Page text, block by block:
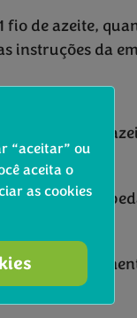
fio de azeite,
instruções da
o
corte em
com sal e
“aceitar” ou
aceita o
as cookies